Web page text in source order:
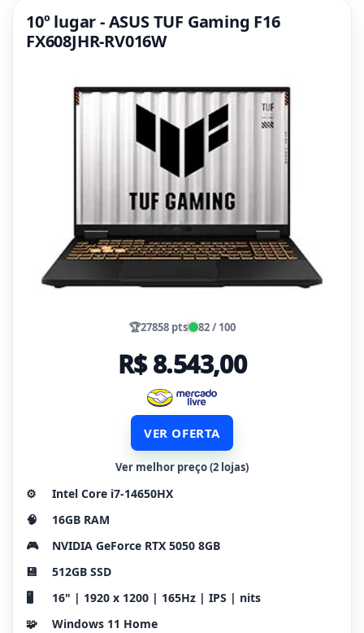
10º lugar - ASUS TUF Gaming F16
FX608JHR-RV016W
🏆27858 pts 82 / 100
R$ 8.543,00
VER OFERTA
Ver melhor preço (2 lojas)
⚙️
Intel Core i7-14650HX
🧠
16GB RAM
🎮
NVIDIA GeForce RTX 5050 8GB
💾
512GB SSD
🖥️
16" | 1920 x 1200 | 165Hz | IPS | nits
🧩
Windows 11 Home